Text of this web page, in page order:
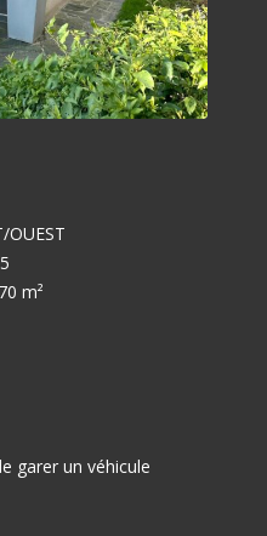
OUEST
5
70 m²
garer un véhicule